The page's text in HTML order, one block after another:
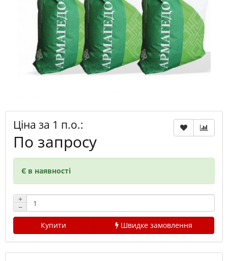
Ціна за 1 п.о.:
По запросу
Є в наявності
+
−
Купити
Швидке замовлення